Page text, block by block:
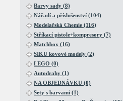
Barvy sady (8)
Nářadí a příslušenství (104)
Modelařská Chemie (116)
Stříkací pistole+kompresory (7)
Matchbox (16)
SIKU kovové modely (2)
LEGO (0)
Autodrahy (1)
NA OBJEDNÁVKU (0)
Sety s barvami (1)